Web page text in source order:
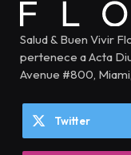
Salud & Buen Vivir
pertenece a Acta
Avenue #800, Miami,
Twitter